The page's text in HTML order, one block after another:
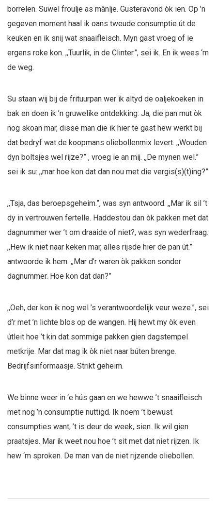
borrelen. Suwel froulje as mânlje. Gusteravond òk ien. Op ’n
gegeven moment haal ik oans tweude consumptie út de
keuken en ik snij wat snaaifleisch. Myn gast vroeg of ie
ergens roke kon. ,,Tuurlik, in de Clinter.”, sei ik. En ik wees ‘m
de weg.
Su staan wij bij de frituurpan wer ik altyd de oaljekoeken in
bak en doen ik ’n gruwelike ontdekking: Ja, die pan mut òk
nog skoan mar, disse man die ik hier te gast hew werkt bij
dat bedryf wat de koopmans oliebollenmix levert. ,,Wouden
dyn boltsjes wel rijze?” , vroeg ie an mij. ,,De mynen wel.”
sei ik su: ,,mar hoe kon dat dan nou met die vergis(s)(t)ing?”
,,Tsja, das beroepsgeheim.”, was syn antwoord. ,,Mar ik sil ’t
dy in vertrouwen fertelle. Haddestou dan òk pakken met dat
dagnummer wer ’t om draaide of niet?, was syn wederfraag.
,,Hew ik niet naar keken mar, alles rijsde hier de pan út.”
antwoorde ik hem. ,,Mar d’r waren òk pakken sonder
dagnummer. Hoe kon dat dan?”
,,Oeh, der kon ik nog wel ’s verantwoordelijk veur weze.”, sei
d’r met ’n lichte blos op de wangen. Hij hewt my òk even
útleit hoe ’t kin dat sommige pakken gien dagstempel
metkrije. Mar dat mag ik òk niet naar búten brenge.
Bedrijfsinformaasje. Strikt geheim.
We binne weer in ‘e hús gaan en we hewwe ’t snaaifleisch
met nog ’n consumptie nuttigd. Ik noem ’t bewust
consumpties want, ’t is deur de week, sien. Ik wil gien
praatsjes. Mar ik weet nou hoe ’t sit met dat niet rijzen. Ik
hew ‘m sproken. De man van de niet rijzende oliebollen.